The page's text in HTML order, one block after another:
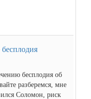
бесплодия об
разберемся, мне
Соломон, риск